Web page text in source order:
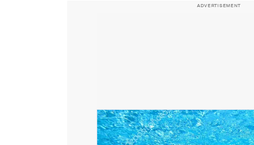
ADVERTISEMENT